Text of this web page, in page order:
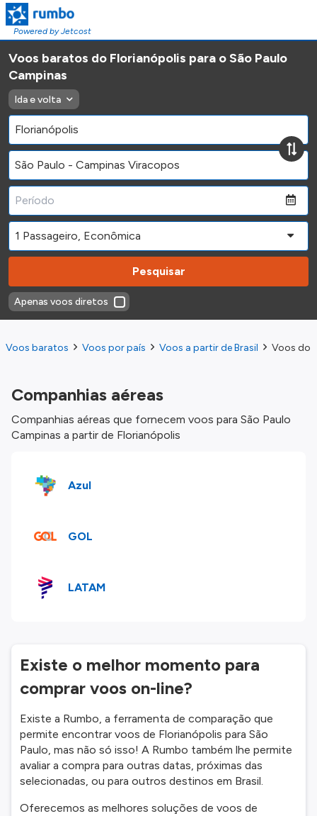
Powered by Jetcost
Voos baratos do Florianópolis para o São Paulo
Campinas
Ida e volta
Pesquisar
Apenas voos diretos
Voos baratos Voos por país Voos a partir de Brasil Voos do
Companhias aéreas
Companhias aéreas que fornecem voos para São Paulo
Campinas a partir de Florianópolis
Azul
GOL
LATAM
Existe o melhor momento para
comprar voos on-line?
Existe a Rumbo, a ferramenta de comparação que
permite encontrar voos de Florianópolis para São
Paulo, mas não só isso! A Rumbo também lhe permite
avaliar a compra para outras datas, próximas das
selecionadas, ou para outros destinos em Brasil.
Oferecemos as melhores soluções de voos de